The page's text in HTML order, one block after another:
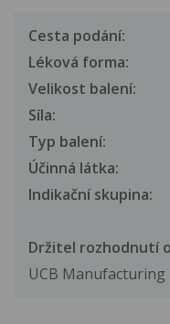
Cesta podání:
Léková forma:
Velikost balení:
Síla:
Typ balení:
Účinná látka:
Indikační skupina:
Držitel rozhodnutí
UCB Manufacturing